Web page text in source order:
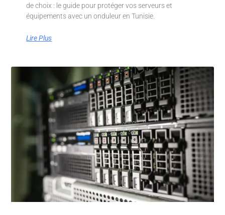
de choix : le guide pour protéger vos serveurs et
équipements avec un onduleur en Tunisie.
Lire Plus